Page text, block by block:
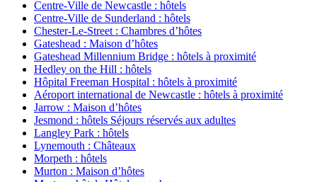
Centre-Ville de Newcastle : hôtels
Centre-Ville de Sunderland : hôtels
Chester-Le-Street : Chambres d’hôtes
Gateshead : Maison d’hôtes
Gateshead Millennium Bridge : hôtels à proximité
Hedley on the Hill : hôtels
Hôpital Freeman Hospital : hôtels à proximité
Aéroport international de Newcastle : hôtels à proximité
Jarrow : Maison d’hôtes
Jesmond : hôtels Séjours réservés aux adultes
Langley Park : hôtels
Lynemouth : Châteaux
Morpeth : hôtels
Murton : Maison d’hôtes